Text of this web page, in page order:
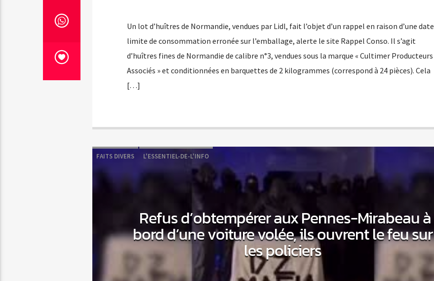
Un lot d’huîtres de Normandie, vendues par Lidl, fait l’objet d’un rappel en raison d’une date
limite de consommation erronée sur l’emballage, alerte le site Rappel Conso. Il s’agit
d’huîtres fines de Normandie de calibre n°3, vendues sous la marque « Cultimer Producteurs
Associés » et conditionnées en barquettes de 2 kilogrammes (correspond à 24 pièces). Cela
[…]
FAITS DIVERS L'ESSENTIEL-DE-L'INFO
Refus d’obtempérer aux Pennes-Mirabeau à
bord d’une voiture volée, ils ouvrent le feu sur
les policiers